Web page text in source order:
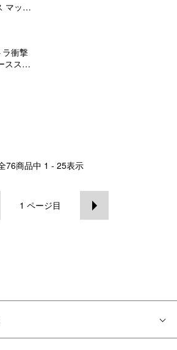
Xiaomi 15 Ultra ケース マット半透明 TPU+プラスチック ハードケース Qi充電 ワイヤレス充電 対応 小米 シャオミ 15 ウルトラ
ラ衝撃
ススマ
76商品中 1 - 25表示
1 ページ目